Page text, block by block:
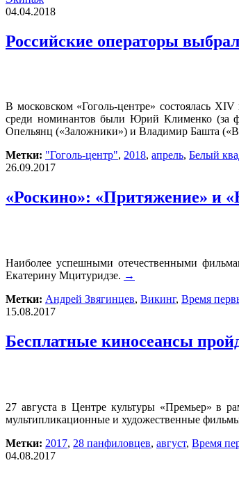
04.04.2018
Российские операторы
В московском «Гоголь-центре» состоялась
среди номинантов были Юрий Клименко (за
Опельянц («Заложники») и Владимир Башта
Метки: "Гоголь-центр", 2018, апрель, Белый
26.09.2017
«Роскино»: «Притяжение» и
Наиболее успешными отечественными
Екатерину Мцитуридзе. →
Метки: Андрей Звягинцев, Викинг, Время
15.08.2017
Бесплатные киносеансы
27 августа в Центре культуры «Премьер» в
мультипликационные и художественные
Метки: 2017, 28 панфиловцев, август, Время
04.08.2017